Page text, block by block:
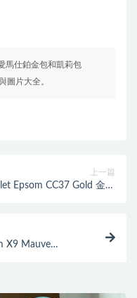
馬仕鉑金包和凱莉包
圖片大全。
上一篇
Epsom CC37 Gold 金棕
X9 Mauve